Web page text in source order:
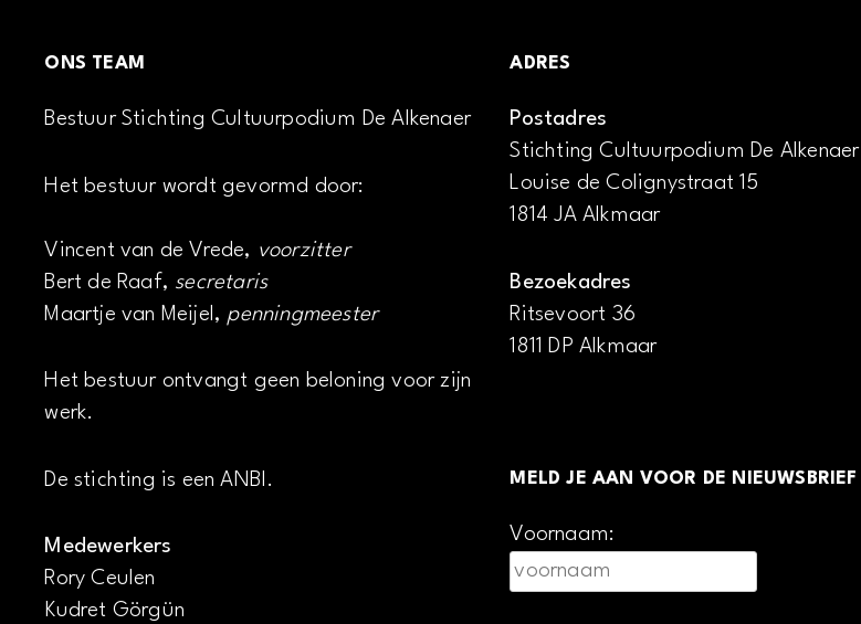
ONS TEAM
Bestuur Stichting Cultuurpodium De Alkenaer
Het bestuur wordt gevormd door:
Vincent van de Vrede, voorzitter
Bert de Raaf, secretaris
Maartje van Meijel, penningmeester
Het bestuur ontvangt geen beloning voor zijn
werk.
De stichting is een ANBI.
Medewerkers
Rory Ceulen
Kudret Görgün
ADRES
Postadres
Stichting Cultuurpodium De Alkenaer
Louise de Colignystraat 15
1814 JA Alkmaar
Bezoekadres
Ritsevoort 36
1811 DP Alkmaar
MELD JE AAN VOOR DE NIEUWSBRIEF
Voornaam: